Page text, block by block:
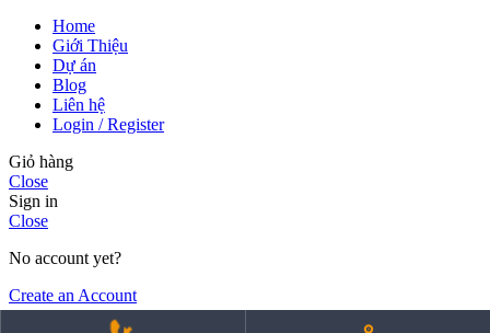
Home
Giới Thiệu
Dự án
Blog
Liên hệ
Login / Register
Giỏ hàng
Close
Sign in
Close
No account yet?
Create an Account